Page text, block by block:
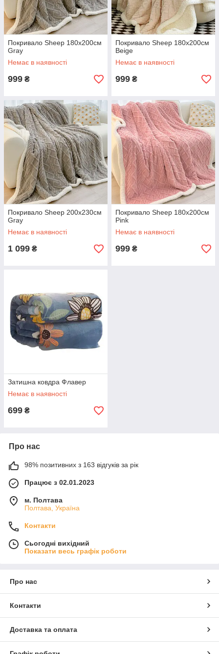
Покривало Sheep 180х200см
Gray
Немає в наявності
999 ₴
Покривало Sheep 180х200см
Beige
Немає в наявності
999 ₴
Покривало Sheep 200х230см
Gray
Немає в наявності
1 099 ₴
Покривало Sheep 180х200см
Pink
Немає в наявності
999 ₴
Затишна ковдра Флавер
Немає в наявності
699 ₴
Про нас
98% позитивних з 163 відгуків за рік
Працює з 02.01.2023
м. Полтава
Полтава, Україна
Контакти
Сьогодні вихідний
Показати весь графік роботи
Про нас
Контакти
Доставка та оплата